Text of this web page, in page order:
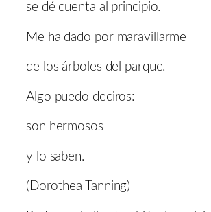
se dé cuenta al principio.
Me ha dado por maravillarme
de los árboles del parque.
Algo puedo deciros:
son hermosos
y lo saben.
(Dorothea Tanning)